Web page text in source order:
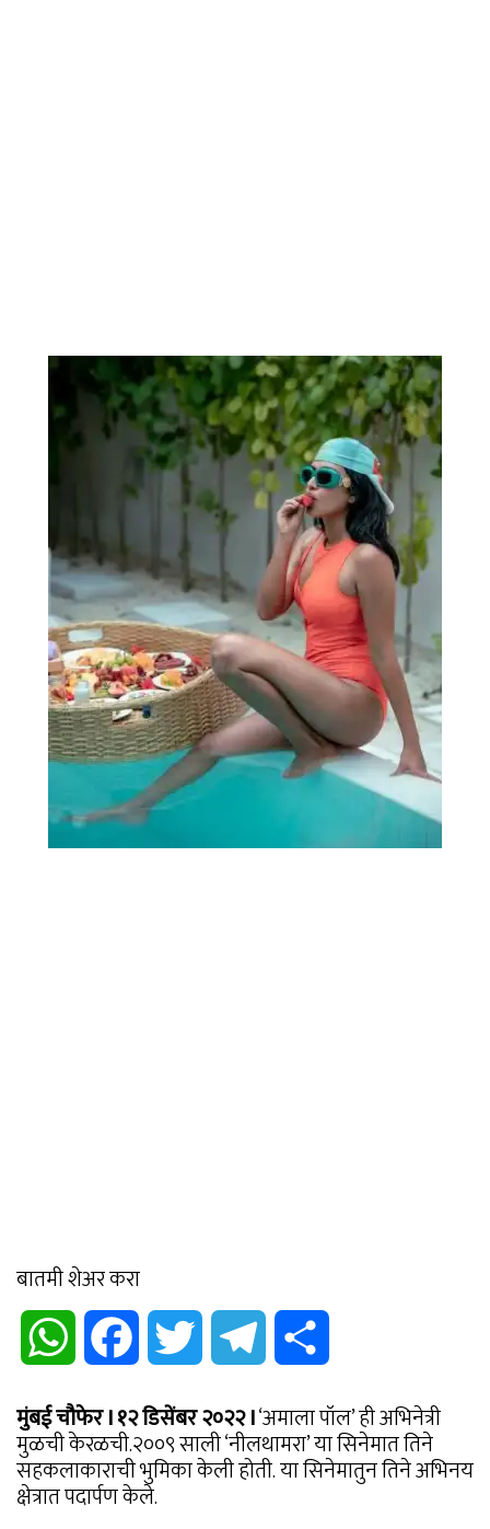
बातमी शेअर करा
WhatsApp Facebook Twitter Telegram
मुंबई चौफेर I १२ डिसेंबर २०२२ I‘अमाला पॉल’ ही अभिनेत्री
मुळची केरळची.२००९ साली ‘नीलथामरा’ या सिनेमात तिने
सहकलाकाराची भुमिका केली होती. या सिनेमातुन तिने अभिनय
क्षेत्रात पदार्पण केले.